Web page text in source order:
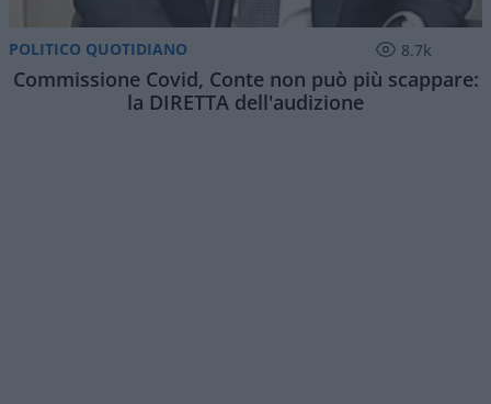
POLITICO QUOTIDIANO 8.7k
Commissione Covid, Conte non può più scappare:
la DIRETTA dell'audizione